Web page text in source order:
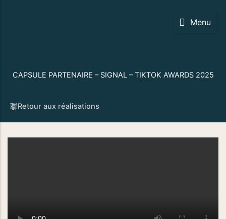
Menu
CAPSULE PARTENAIRE – SIGNAL – TIKTOK AWARDS 2025
Retour aux réalisations